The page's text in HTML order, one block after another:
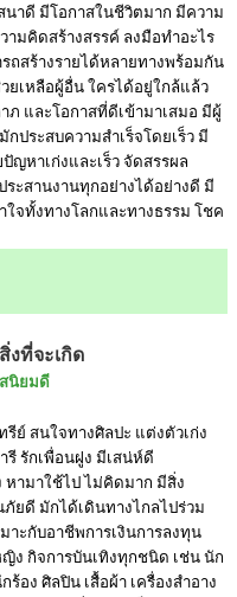
นาดี มีโอกาสในชีวิตมาก มีความ
มคิดสร้างสรรค์ ลงมือทำอะไร
ถสร้างรายได้หลายทางพร้อมกัน
เหลือผู้อื่น ใครได้อยู่ใกล้แล้ว
ภ และโอกาสที่ดีเข้ามาเสมอ มีผู้
ประสบความสำเร็จโดยเร็ว มี
ญหาเก่งและเร็ว จัดสรรผล
ะสานงานทุกอย่างได้อย่างดี มี
จทั้งทางโลกและทางธรรม โชค
งที่จะเกิด
นิยมดี
ย์ สนใจทางศิลปะ แต่งตัวเก่ง
รี รักเพื่อนฝูง มีเสน่ห์ดี
หามาใช้ไป ไม่คิดมาก มีสิ่ง
ยดี มักได้เดินทางไกลไปร่วม
าะกับอาชีพการเงินการลงทุน
ง กิจการบันเทิงทุกชนิด เช่น นัก
อง ศิลปิน เสื้อผ้า เครื่องสำอาง